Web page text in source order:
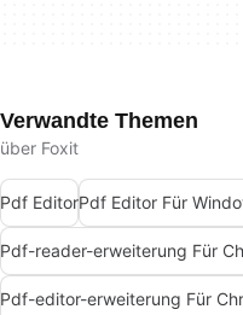
Verwandte Themen
über Foxit
Pdf EditorPdf Editor Für
Pdf-reader-erweiterung Für
Pdf-editor-erweiterung Für